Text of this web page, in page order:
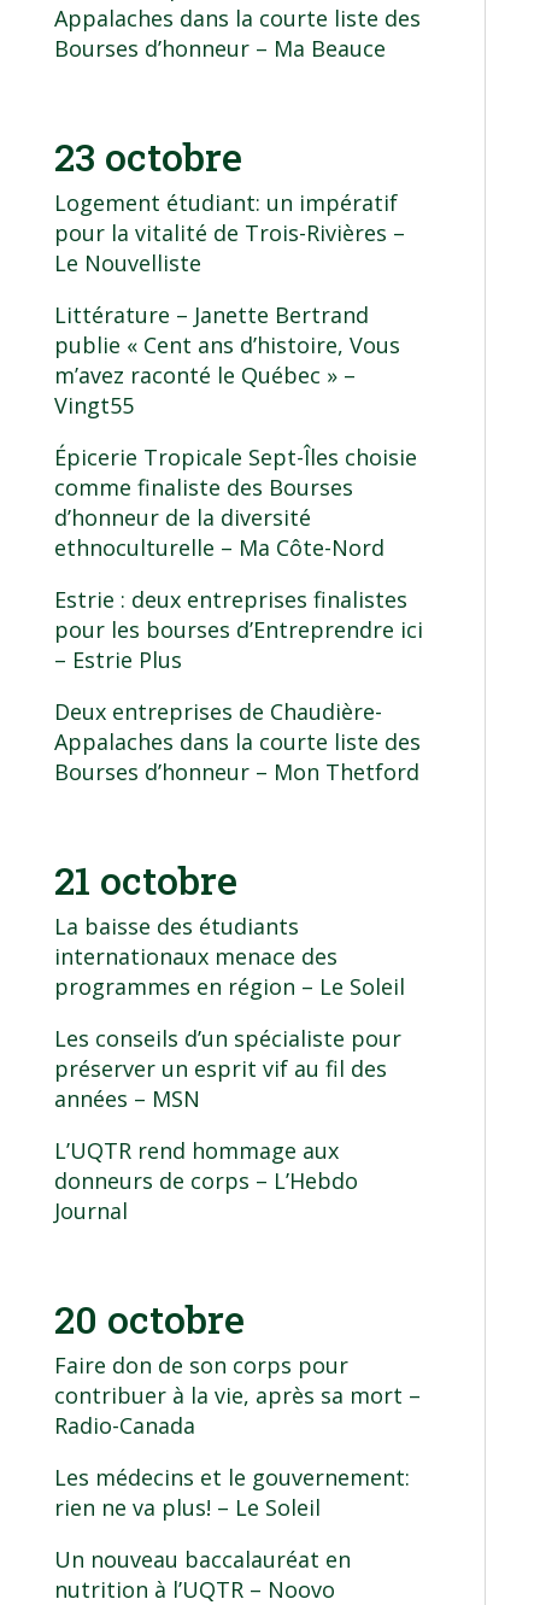
Appalaches dans la courte liste des
Bourses d’honneur– Ma Beauce
23 octobre
Logement étudiant: un impératif
pour la vitalité de Trois-Rivières –
Le Nouvelliste
Littérature – Janette Bertrand
publie « Cent ans d’histoire, Vous
m’avez raconté le Québec »–
Vingt55
Épicerie Tropicale Sept-Îles choisie
comme finaliste des Bourses
d’honneur de la diversité
ethnoculturelle – Ma Côte-Nord
Estrie : deux entreprises finalistes
pour les bourses d’Entreprendre ici
– Estrie Plus
Deux entreprises de Chaudière-
Appalaches dans la courte liste des
Bourses d’honneur– Mon Thetford
21 octobre
La baisse des étudiants
internationaux menace des
programmes en région – Le Soleil
Les conseils d’un spécialiste pour
préserver un esprit vif au fil des
années – MSN
L’UQTR rend hommage aux
donneurs de corps – L’Hebdo
Journal
20 octobre
Faire don de son corps pour
contribuer à la vie, après sa mort –
Radio-Canada
Les médecins et le gouvernement:
rien ne va plus! – Le Soleil
Un nouveau baccalauréat en
nutrition à l’UQTR– Noovo